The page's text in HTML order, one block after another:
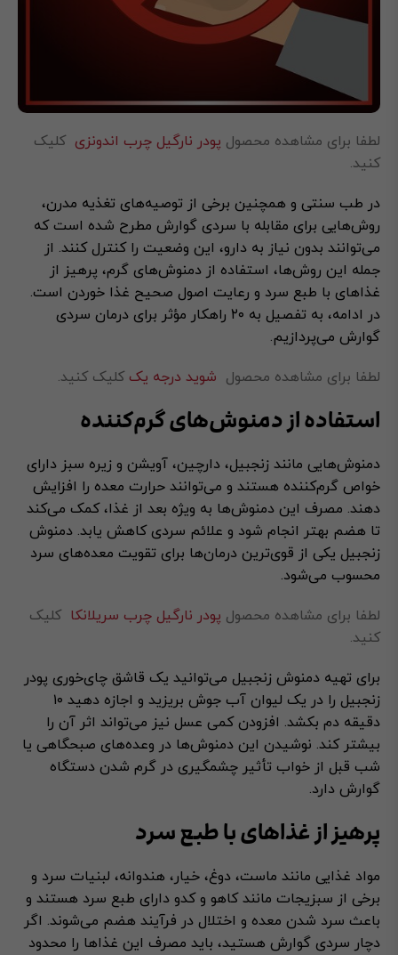
لطفا برای مشاهده محصول پودر نارگیل چرب اندونزی کلیک
کنید.
در طب سنتی و همچنین برخی از توصیه‌های تغذیه مدرن،
روش‌هایی برای مقابله با سردی گوارش مطرح شده است که
می‌توانند بدون نیاز به دارو، این وضعیت را کنترل کنند. از
جمله این روش‌ها، استفاده از دمنوش‌های گرم، پرهیز از
غذاهای با طبع سرد و رعایت اصول صحیح غذا خوردن است.
در ادامه، به تفصیل به ۲۰ راهکار مؤثر برای درمان سردی
گوارش می‌پردازیم.
لطفا برای مشاهده محصول شوید درجه یک کلیک کنید.
استفاده از دمنوش‌های گرم‌کننده
دمنوش‌هایی مانند زنجبیل، دارچین، آویشن و زیره سبز دارای
خواص گرم‌کننده هستند و می‌توانند حرارت معده را افزایش
دهند. مصرف این دمنوش‌ها به ویژه بعد از غذا، کمک می‌کند
تا هضم بهتر انجام شود و علائم سردی کاهش یابد. دمنوش
زنجبیل یکی از قوی‌ترین درمان‌ها برای تقویت معده‌های سرد
محسوب می‌شود.
لطفا برای مشاهده محصول پودر نارگیل چرب سریلانکا کلیک
کنید.
برای تهیه دمنوش زنجبیل می‌توانید یک قاشق چای‌خوری پودر
زنجبیل را در یک لیوان آب جوش بریزید و اجازه دهید ۱۰
دقیقه دم بکشد. افزودن کمی عسل نیز می‌تواند اثر آن را
بیشتر کند. نوشیدن این دمنوش‌ها در وعده‌های صبحگاهی یا
شب قبل از خواب تأثیر چشمگیری در گرم شدن دستگاه
گوارش دارد.
پرهیز از غذاهای با طبع سرد
مواد غذایی مانند ماست، دوغ، خیار، هندوانه، لبنیات سرد و
برخی از سبزیجات مانند کاهو و کدو دارای طبع سرد هستند و
باعث سرد شدن معده و اختلال در فرآیند هضم می‌شوند. اگر
دچار سردی گوارش هستید، باید مصرف این غذاها را محدود